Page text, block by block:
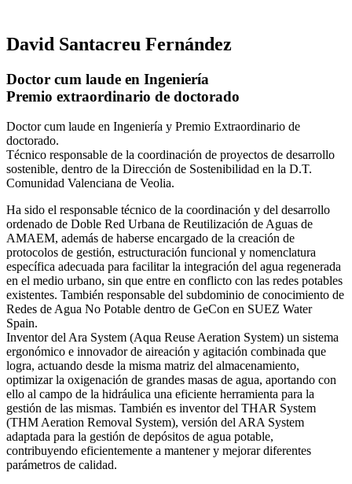
David Santacreu Fernández
Doctor cum laude en Ingeniería
Premio extraordinario de doctorado
Doctor cum laude en Ingeniería y Premio Extraordinario de
doctorado.
Técnico responsable de la coordinación de proyectos de desarrollo
sostenible, dentro de la Dirección de Sostenibilidad en la D.T.
Comunidad Valenciana de Veolia.
Ha sido el responsable técnico de la coordinación y del desarrollo
ordenado de Doble Red Urbana de Reutilización de Aguas de
AMAEM, además de haberse encargado de la creación de
protocolos de gestión, estructuración funcional y nomenclatura
específica adecuada para facilitar la integración del agua regenerada
en el medio urbano, sin que entre en conflicto con las redes potables
existentes. También responsable del subdominio de conocimiento de
Redes de Agua No Potable dentro de GeCon en SUEZ Water
Spain.
Inventor del Ara System (Aqua Reuse Aeration System) un sistema
ergonómico e innovador de aireación y agitación combinada que
logra, actuando desde la misma matriz del almacenamiento,
optimizar la oxigenación de grandes masas de agua, aportando con
ello al campo de la hidráulica una eficiente herramienta para la
gestión de las mismas. También es inventor del THAR System
(THM Aeration Removal System), versión del ARA System
adaptada para la gestión de depósitos de agua potable,
contribuyendo eficientemente a mantener y mejorar diferentes
parámetros de calidad.